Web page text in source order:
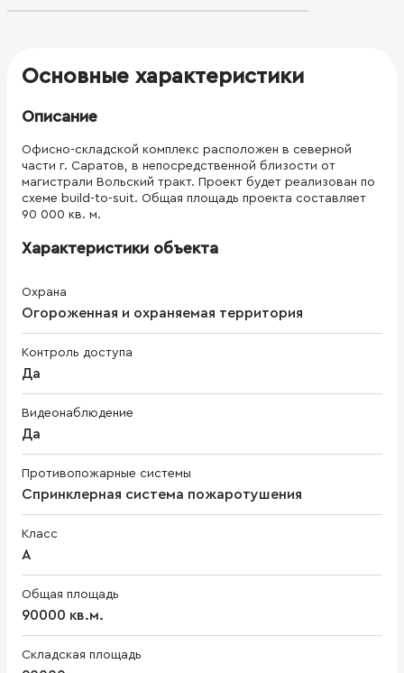
Основные характеристики
Описание
Офисно-складской комплекс расположен в северной
части г. Саратов, в непосредственной близости от
магистрали Вольский тракт. Проект будет реализован по
схеме build-to-suit. Общая площадь проекта составляет
90 000 кв. м.
Характеристики объекта
Охрана
Огороженная и охраняемая территория
Контроль доступа
Да
Видеонаблюдение
Да
Противопожарные системы
Спринклерная система пожаротушения
Класс
A
Общая площадь
90000 кв.м.
Складская площадь